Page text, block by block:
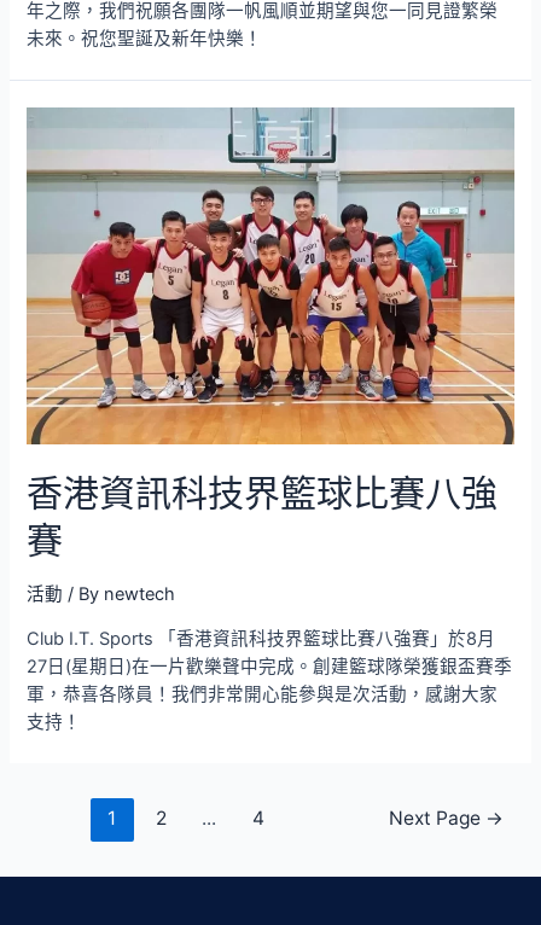
年之際，我們祝願各團隊一帆風順並期望與您一同見證繁榮
未來。祝您聖誕及新年快樂！
香港資訊科技界籃球比賽八強
賽
活動 / By newtech
Club I.T. Sports 「香港資訊科技界籃球比賽八強賽」於8月
27日(星期日)在一片歡樂聲中完成。創建籃球隊榮獲銀盃賽季
軍，恭喜各隊員！我們非常開心能參與是次活動，感謝大家
支持！
1 2 ... 4 Next Page →